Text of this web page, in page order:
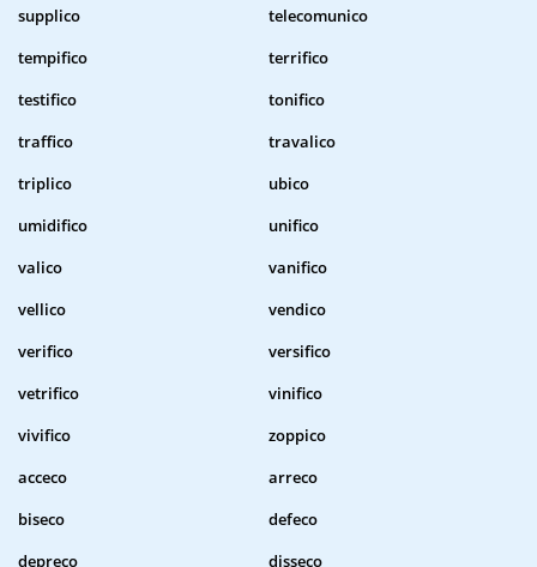
supplico
telecomunico
tempifico
terrifico
testifico
tonifico
traffico
travalico
triplico
ubico
umidifico
unifico
valico
vanifico
vellico
vendico
verifico
versifico
vetrifico
vinifico
vivifico
zoppico
acceco
arreco
biseco
defeco
depreco
disseco